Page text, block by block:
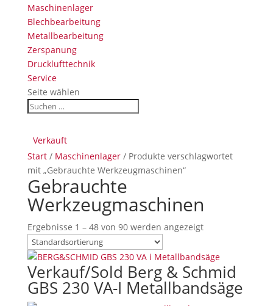
Maschinenlager
Blechbearbeitung
Metallbearbeitung
Zerspanung
Drucklufttechnik
Service
Seite wählen
Start/ Maschinenlager/ Produkte verschlagwortet
mit „Gebrauchte Werkzeugmaschinen“
Gebrauchte
Werkzeugmaschinen
Ergebnisse 1 – 48 von 90 werden angezeigt
Verkauft
Verkauf/Sold Berg & Schmid
GBS 230 VA-I Metallbandsäge
Verkauft
Verkauft
Verkauft
Verkauft
Verkauft
Verkauft
Verkauft
Verkauft
Verkauft
Verkauft
Verkauft
Verkauft
Verkauft
Verkauft
Verkauft
Verkauft
Verkauft
Verkauft
Verkauft
Verkauft
Verkauft
Verkauft
Verkauft
Verkauft
Verkauft
Verkauft
Verkauft
Verkauft
Verkauft
Verkauft
Verkauft
Verkauft
Verkauft
Verkauft
Verkauft
Verkauft
Verkauft
Verkauft
Verkauft
Verkauft
Verkauft
Verkauft
Verkauft
Verkauft
Verkauft
Verkauft